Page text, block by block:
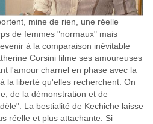
mine de rien, une réelle
de femmes "normaux" mais
à la comparaison inévitable
Corsini filme ses amoureuses
l'amour charnel en phase avec la
la liberté qu'elles recherchent. On
de la démonstration et de
La bestialité de Kechiche laisse
réelle et plus attachante. Si